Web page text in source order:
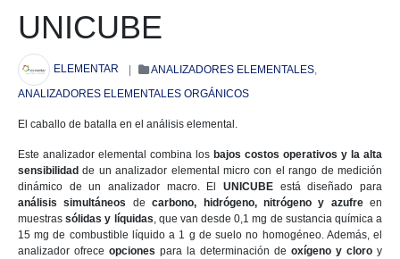
UNICUBE
ELEMENTAR | ANALIZADORES ELEMENTALES
ANALIZADORES ELEMENTALES ORGÁNICOS
El caballo de batalla en el análisis elemental.
Este analizador elemental combina los bajos costos operativos y la alta
sensibilidad de un analizador elemental micro con el rango de medición
dinámico de un analizador macro. El UNICUBE está diseñado para
análisis simultáneos decarbono, hidrógeno, nitrógeno y azufreen
muestrassólidas y líquidas, que van desde 0,1 mg de sustancia química a
15 mg de combustible líquido a 1 g de suelo no homogéneo. Además, el
analizador ofrece opciones para la determinación de oxígeno y cloro y